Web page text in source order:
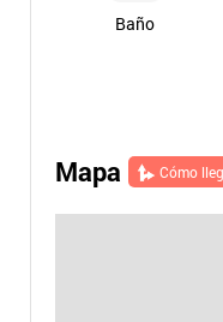
Baño
Mapa Cómo